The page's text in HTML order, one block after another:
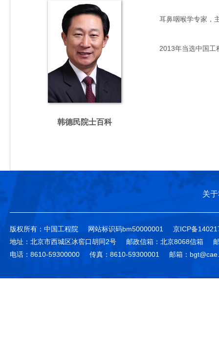
韩德民院士百科
耳鼻咽喉学专家，主
2013年当选中国工
关
版权所有：中国工程院 网站标识码bm50000001
京ICP备
地址：北京市西城区冰窖口胡同2号
邮政信箱：北京8068信箱
电话：8610-59300000
传真：8610-59300001 邮箱：